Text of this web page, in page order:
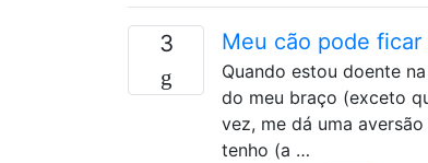
3 Meu cão pode
Quando estou doente
do meu braço (exceto
vez, me dá uma
tenho (a …